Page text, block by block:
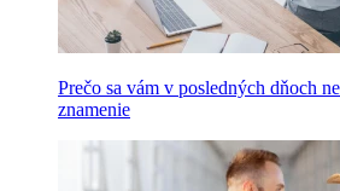
Prečo sa vám v posledných dňoch
znamenie